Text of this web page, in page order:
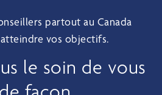
partout au Canada
vos objectifs.
le soin de vous